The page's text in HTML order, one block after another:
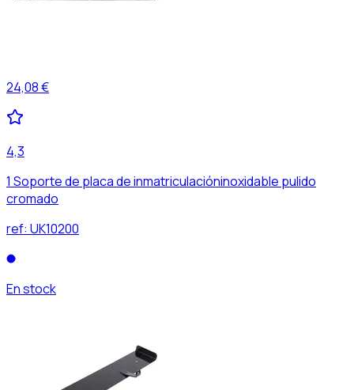
24,08 €
4,3
1 Soporte de placa de inmatriculacióninoxidable pulido
cromado
ref: UK10200
En stock